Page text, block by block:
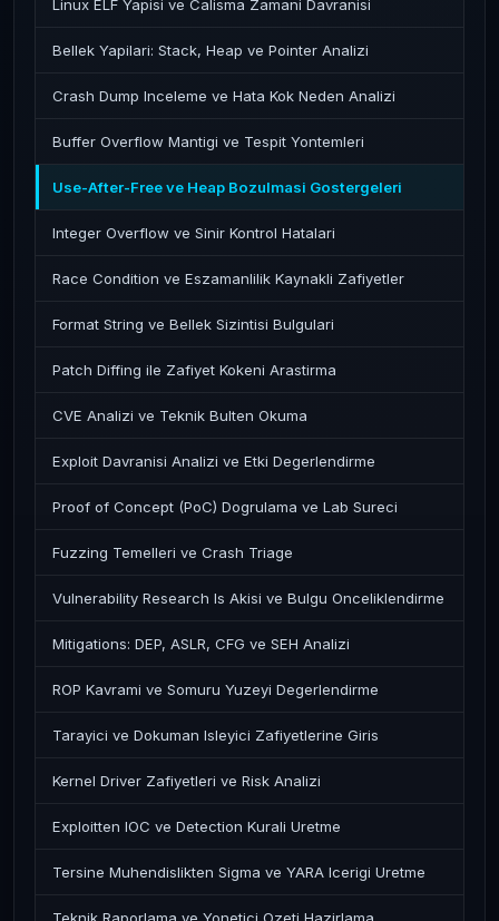
Linux ELF Yapisi ve Calisma Zamani Davranisi
Bellek Yapilari: Stack, Heap ve Pointer Analizi
Crash Dump Inceleme ve Hata Kok Neden Analizi
Buffer Overflow Mantigi ve Tespit Yontemleri
Use-After-Free ve Heap Bozulmasi Gostergeleri
Integer Overflow ve Sinir Kontrol Hatalari
Race Condition ve Eszamanlilik Kaynakli Zafiyetler
Format String ve Bellek Sizintisi Bulgulari
Patch Diffing ile Zafiyet Kokeni Arastirma
CVE Analizi ve Teknik Bulten Okuma
Exploit Davranisi Analizi ve Etki Degerlendirme
Proof of Concept (PoC) Dogrulama ve Lab Sureci
Fuzzing Temelleri ve Crash Triage
Vulnerability Research Is Akisi ve Bulgu Onceliklendirme
Mitigations: DEP, ASLR, CFG ve SEH Analizi
ROP Kavrami ve Somuru Yuzeyi Degerlendirme
Tarayici ve Dokuman Isleyici Zafiyetlerine Giris
Kernel Driver Zafiyetleri ve Risk Analizi
Exploitten IOC ve Detection Kurali Uretme
Tersine Muhendislikten Sigma ve YARA Icerigi Uretme